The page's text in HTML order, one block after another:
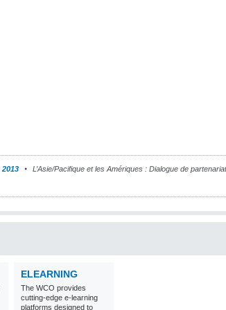
2013
L’Asie/Pacifique et les Amériques : Dialogue de
ELEARNING
The WCO provides
cutting-edge e-learning
platforms designed to